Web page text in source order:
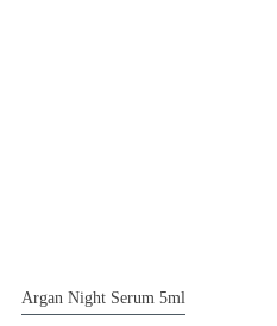
Argan Night Serum 5ml